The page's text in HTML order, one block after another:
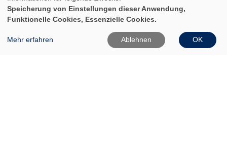
10:00 - 12:00 und 14:00 - 16:00 Uhr
Dienstag:
10:00 - 12:00 und 14:00 - 18:00 Uhr
Speicherung von Einstellungen dieser Anwendung,
Funktionelle Cookies, Essenzielle Cookies.
Mehr erfahren Ablehnen OK